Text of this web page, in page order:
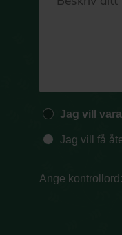
Jag vill
Jag vill få
Ange kontrollord: